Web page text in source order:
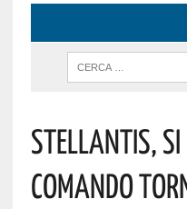
Stellantis, Si
Comando